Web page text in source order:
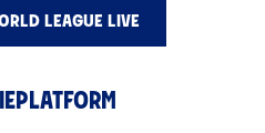
LEAGUE LIVE